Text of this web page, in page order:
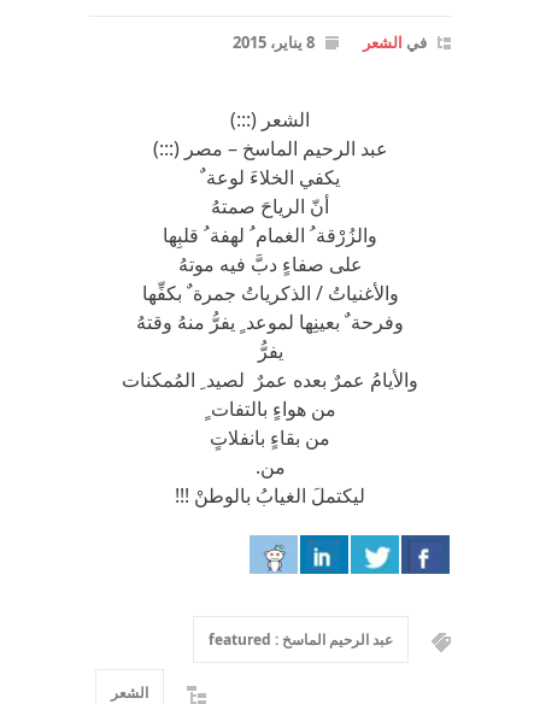
في الشعر 8 يناير، 2015
الشعر (:::)
عبد الرحيم الماسخ – مصر (:::)
يكفي الخلاءَ لوعة ٌ
أنّ الرياحَ صمتهُ
والزُرْقة ُ الغمام ُ لهفة ُ قلبِها
على صفاءٍ دبَّ فيه موتهُ
والأغنياتُ / الذكرياتُ جمرة ٌ بكفِّها
وفرحة ٌ بعينِها لموعد ٍ يفرُّ منهُ وقتهُ
يفرُّ
والأيامُ عمرٌ بعده عمرٌ لصيد ِ المُمكنات
من هواءٍ بالتفات ٍ
من بقاءٍ بانفلاتٍ
من.
ليكتملَ الغيابُ بالوطنْ !!!
عبد الرحيم الماسخ : featured
الشعر